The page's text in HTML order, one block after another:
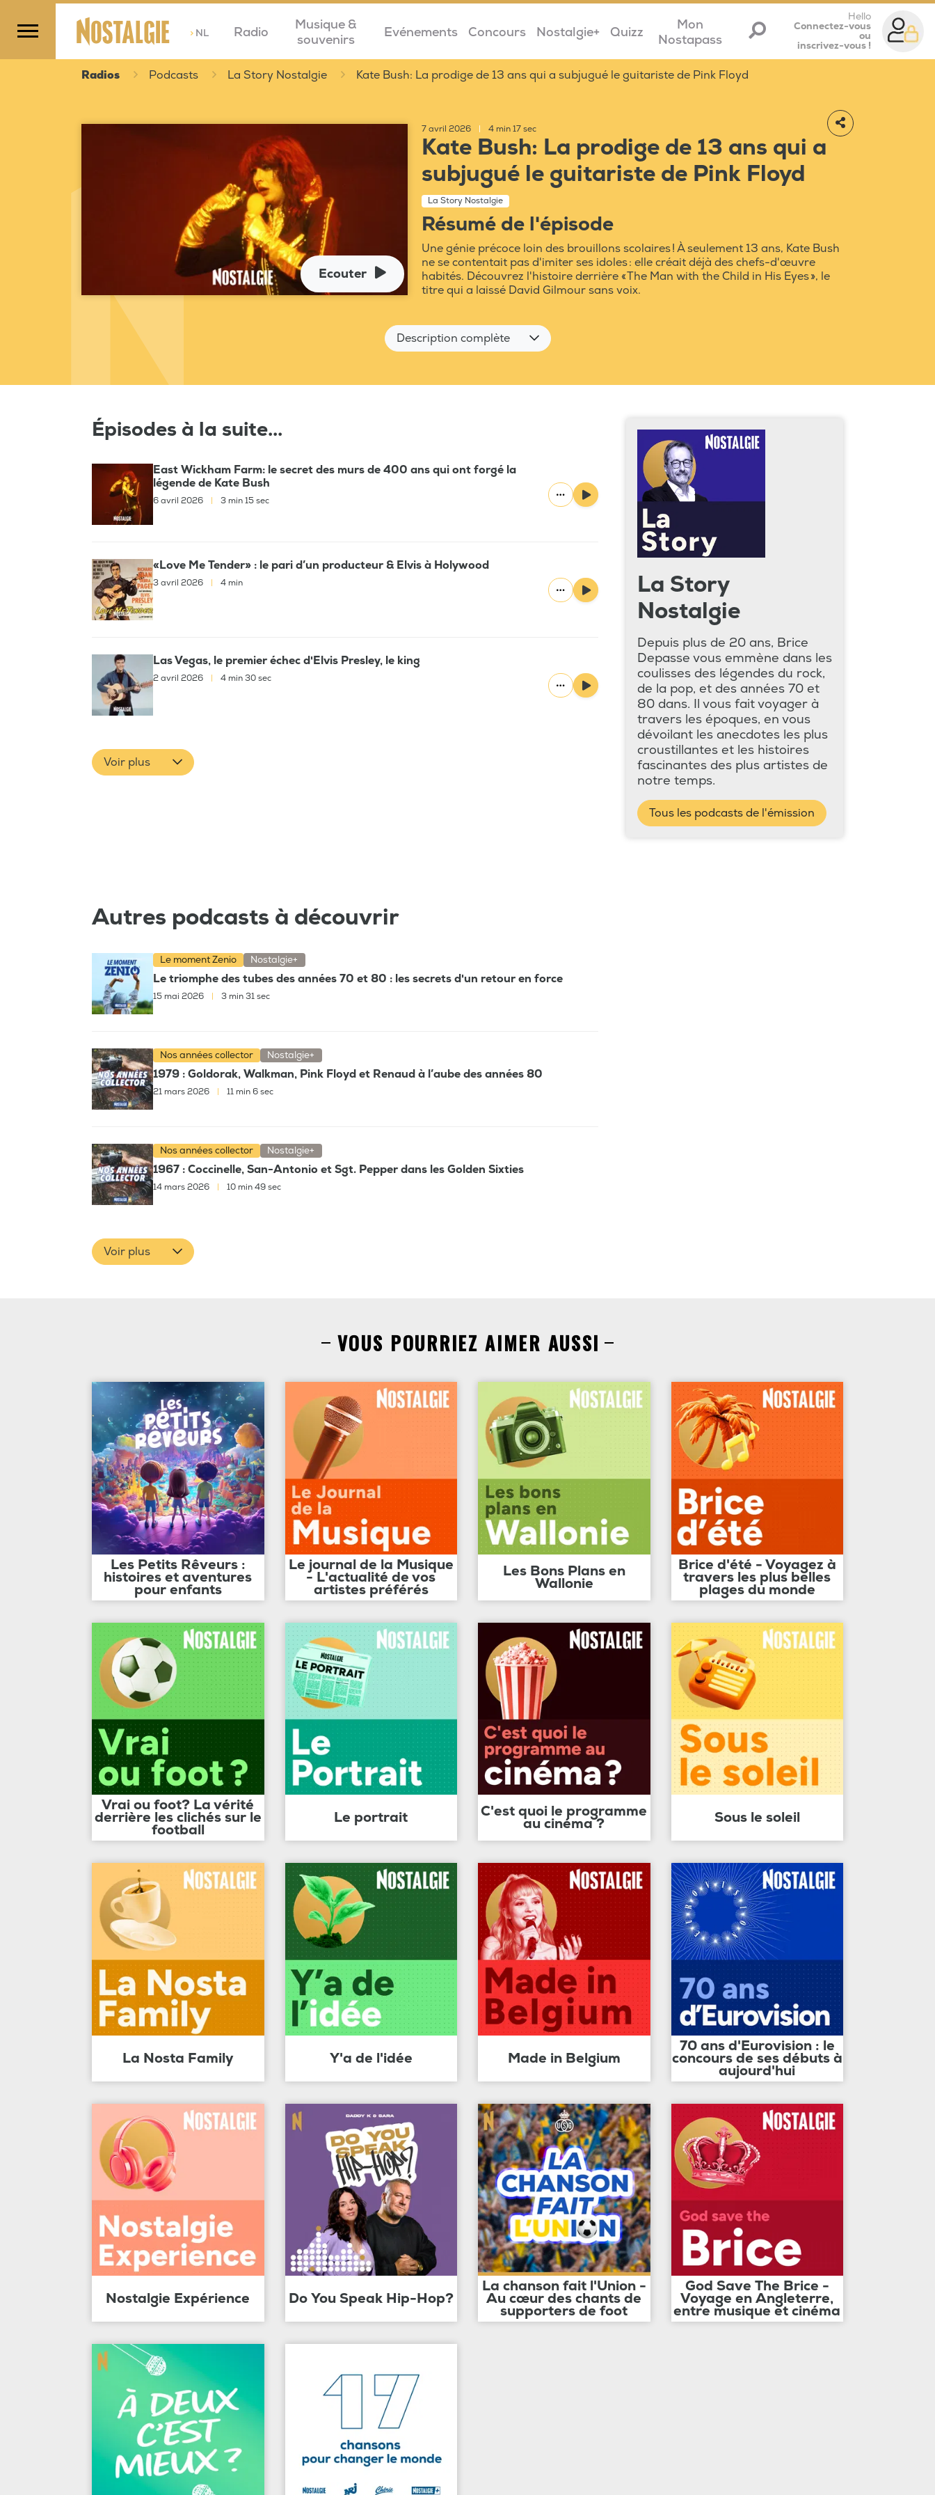
>NL Radio
Musique &
souvenirs
Evénements Concours Nostalgie+ Quizz
Mon
Nostapass
Hello
Connectez-vous
ou
inscrivez-vous !
Radios Podcasts La Story Nostalgie Kate Bush: La prodige de 13 ans qui a subjugué le guitariste de Pink Floyd
Ecouter
7 avril 2026 4 min 17 sec
Kate Bush: La prodige de 13 ans qui a
subjugué le guitariste de Pink Floyd
La Story Nostalgie
Résumé de l'épisode
Une génie précoce loin des brouillons scolaires ! À seulement 13 ans, Kate Bush
ne se contentait pas d'imiter ses idoles : elle créait déjà des chefs-d'œuvre
habités. Découvrez l'histoire derrière « The Man with the Child in His Eyes », le
titre qui a laissé David Gilmour sans voix.
Description complète
Épisodes à la suite...
East Wickham Farm: le secret des murs de 400 ans qui ont forgé la
légende de Kate Bush
6 avril 2026 3 min 15 sec
«Love Me Tender» : le pari d’un producteur & Elvis à Holywood
3 avril 2026 4 min
Las Vegas, le premier échec d'Elvis Presley, le king
2 avril 2026 4 min 30 sec
Voir plus
La Story
Nostalgie
Depuis plus de 20 ans, Brice
Depasse vous emmène dans les
coulisses des légendes du rock,
de la pop, et des années 70 et
80 dans. Il vous fait voyager à
travers les époques, en vous
dévoilant les anecdotes les plus
croustillantes et les histoires
fascinantes des plus artistes de
notre temps.
Tous les podcasts de l'émission
Autres podcasts à découvrir
Le moment Zenio Nostalgie+
Le triomphe des tubes des années 70 et 80 : les secrets d'un retour en force
15 mai 2026 3 min 31 sec
Nos années collector Nostalgie+
1979 : Goldorak, Walkman, Pink Floyd et Renaud à l’aube des années 80
21 mars 2026 11 min 6 sec
Nos années collector Nostalgie+
1967 : Coccinelle, San-Antonio et Sgt. Pepper dans les Golden Sixties
14 mars 2026 10 min 49 sec
Voir plus
VOUS POURRIEZ AIMER AUSSI
Les Petits Rêveurs :
histoires et aventures
pour enfants
Le journal de la Musique
- L'actualité de vos
artistes préférés
Les Bons Plans en
Wallonie
Brice d'été - Voyagez à
travers les plus belles
plages du monde
Vrai ou foot? La vérité
derrière les clichés sur le
football
Le portrait C'est quoi le programme
au cinéma ? Sous le soleil
La Nosta Family Y'a de l'idée Made in Belgium
70 ans d'Eurovision : le
concours de ses débuts à
aujourd'hui
Nostalgie Expérience Do You Speak Hip-Hop?
La chanson fait l'Union -
Au cœur des chants de
supporters de foot
God Save The Brice -
Voyage en Angleterre,
entre musique et cinéma